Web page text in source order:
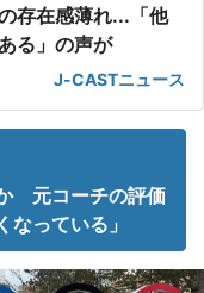
存在感薄れ...「他
る」の声が
J-CASTニュース
元コーチの評価
っている」